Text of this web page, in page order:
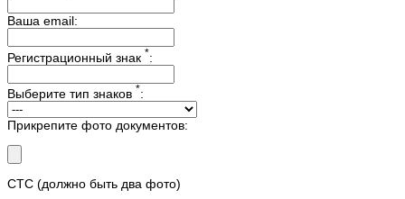
Ваша email:
Регистрационный знак *:
Выберите тип знаков *:
Прикрепите фото документов:
СТС (должно быть два фото)